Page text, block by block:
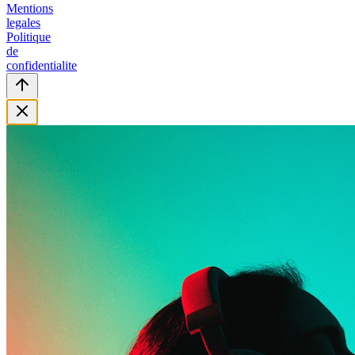
Mentions
legales
Politique
de
confidentialite